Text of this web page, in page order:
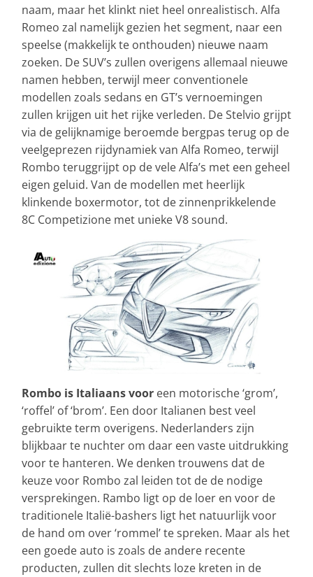
naam, maar het klinkt niet heel onrealistisch. Alfa
Romeo zal namelijk gezien het segment, naar een
speelse (makkelijk te onthouden) nieuwe naam
zoeken. De SUV’s zullen overigens allemaal nieuwe
namen hebben, terwijl meer conventionele
modellen zoals sedans en GT’s vernoemingen
zullen krijgen uit het rijke verleden. De Stelvio grijpt
via de gelijknamige beroemde bergpas terug op de
veelgeprezen rijdynamiek van Alfa Romeo, terwijl
Rombo teruggrijpt op de vele Alfa’s met een geheel
eigen geluid. Van de modellen met heerlijk
klinkende boxermotor, tot de zinnenprikkelende
8C Competizione met unieke V8 sound.
Rombo is Italiaansvoor een motorische ‘grom’,
‘roffel’ of ‘brom’. Een door Italianen best veel
gebruikte term overigens. Nederlanders zijn
blijkbaar te nuchter om daar een vaste uitdrukking
voor te hanteren. We denken trouwens dat de
keuze voor Rombo zal leiden tot de de nodige
versprekingen. Rambo ligt op de loer en voor de
traditionele Italië-bashers ligt het natuurlijk voor
de hand om over ‘rommel’ te spreken. Maar als het
een goede auto is zoals de andere recente
producten, zullen dit slechts loze kreten in de